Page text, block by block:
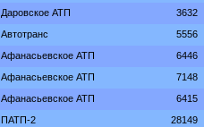
Даровское АТП 3632
Автотранс 5556
Афанасьевское АТП 6446
Афанасьевское АТП 7148
Афанасьевское АТП 6415
ПАТП-2 28149